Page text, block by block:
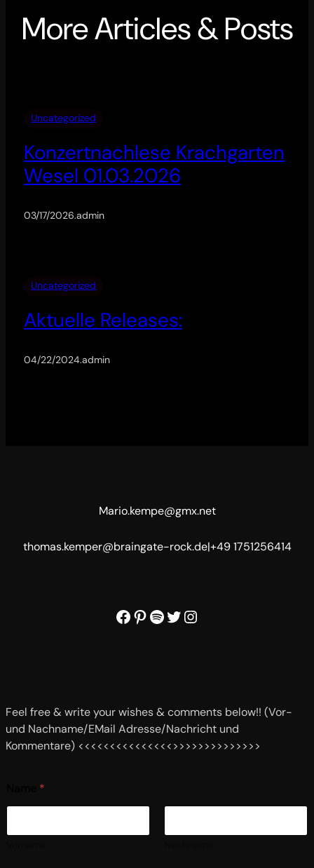
More Articles & Posts
Uncategorized
Konzertnachlese Krachgarten
Wesel 01.03.2026
03/17/2026.admin
Uncategorized
Aktuelle Releases:
04/22/2024.admin
Mario.kempe@gmx.net
thomas.kemper@braingate-rock.de|+49 1751256414
Facebook
Pinterest
Spotify
Twitter
Instagram
Feel free & write your wishes & comments below!! (Vor-
und Nachname/EMail Adresse/Nachricht und
Kommentare) <<<<<<<<<<<<<<<>>>>>>>>>>>>>>
*